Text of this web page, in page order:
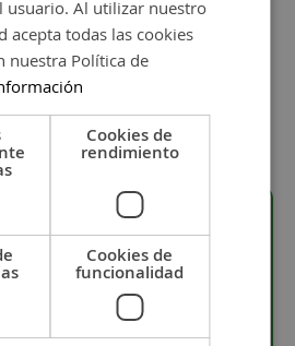
micras de plata.
usuario. Al utilizar nuestro
acepta todas las cookies
nuestra Política de
Cookies de
rendimiento
Cookies de
funcionalidad